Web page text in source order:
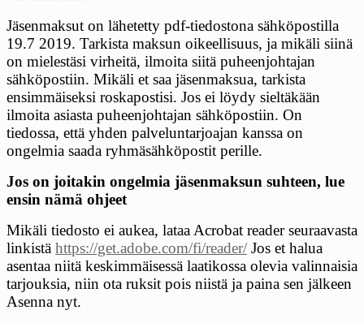
Jäsenmaksut on lähetetty pdf-tiedostona sähköpostilla
19.7 2019. Tarkista maksun oikeellisuus, ja mikäli siinä
on mielestäsi virheitä, ilmoita siitä puheenjohtajan
sähköpostiin. Mikäli et saa jäsenmaksua, tarkista
ensimmäiseksi roskapostisi. Jos ei löydy sieltäkään
ilmoita asiasta puheenjohtajan sähköpostiin. On
tiedossa, että yhden palveluntarjoajan kanssa on
ongelmia saada ryhmäsähköpostit perille.
Jos on joitakin ongelmia jäsenmaksun suhteen, lue
ensin nämä ohjeet
Mikäli tiedosto ei aukea, lataa Acrobat reader seuraavasta
linkistä https://get.adobe.com/fi/reader/ Jos et halua
asentaa niitä keskimmäisessä laatikossa olevia valinnaisia
tarjouksia, niin ota ruksit pois niistä ja paina sen jälkeen
Asenna nyt.